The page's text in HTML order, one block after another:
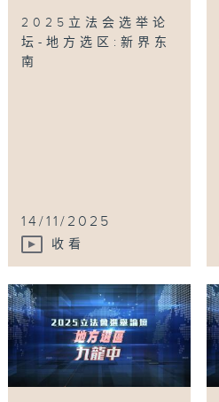
2025立法会选举论
坛-地方选区:新界东
南
14/11/2025
收看